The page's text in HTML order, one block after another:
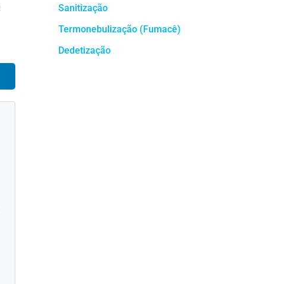
Sanitização
Termonebulização (Fumacê)
Dedetização